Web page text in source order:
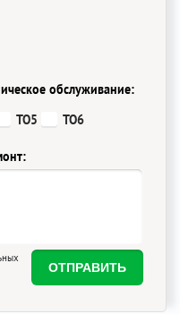
обслуживание:
ТО5 ТО6